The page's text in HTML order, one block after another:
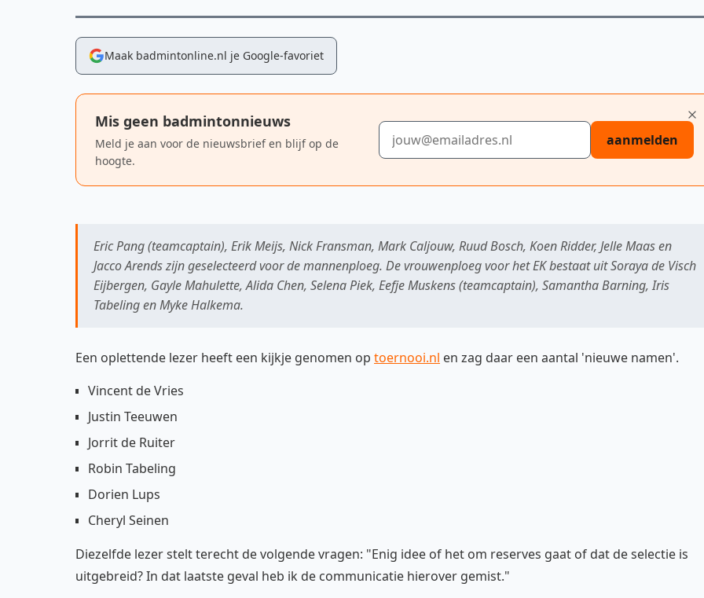
Maak badmintonline.nl je Google-favoriet
Mis geen badmintonnieuws
Meld je aan voor de nieuwsbrief en blijf op de
hoogte.
E-mailadres
aanmelden
Eric Pang (teamcaptain), Erik Meijs, Nick Fransman, Mark Caljouw, Ruud Bosch, Koen Ridder, Jelle Maas en
Jacco Arends zijn geselecteerd voor de mannenploeg. De vrouwenploeg voor het EK bestaat uit Soraya de Visch
Eijbergen, Gayle Mahulette, Alida Chen, Selena Piek, Eefje Muskens (teamcaptain), Samantha Barning, Iris
Tabeling en Myke Halkema.
Een oplettende lezer heeft een kijkje genomen op toernooi.nl en zag daar een aantal 'nieuwe namen'.
Vincent de Vries
Justin Teeuwen
Jorrit de Ruiter
Robin Tabeling
Dorien Lups
Cheryl Seinen
Diezelfde lezer stelt terecht de volgende vragen: "Enig idee of het om reserves gaat of dat de selectie is
uitgebreid? In dat laatste geval heb ik de communicatie hierover gemist."